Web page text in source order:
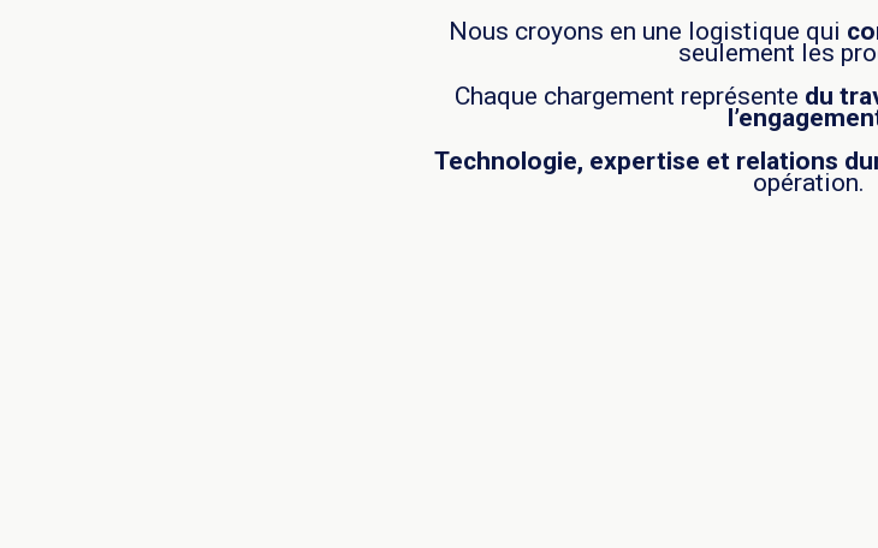
Nous croyons en une logistique qui
seulement les
Chaque chargement représente du
Technologie, expertise et relations
opération.